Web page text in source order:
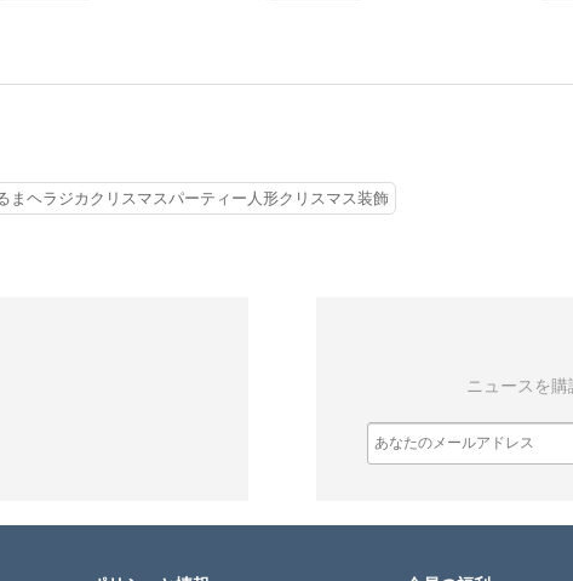
ヘラジカクリスマスパーティー人形クリスマス装飾
ニュースを